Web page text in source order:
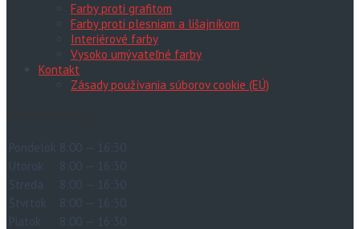
Farby proti grafitom
Farby proti plesniam a lišajníkom
Interiérové farby
Vysoko umývateľné farby
Kontakt
Zásady používania súborov cookie (EÚ)
Pondelok 8:00 — 16:30
Utorok
8:00 — 16:30
Streda
8:00 — 16:30
Štvrtok
8:00 — 16:30
Piatok
8:00 — 16:30